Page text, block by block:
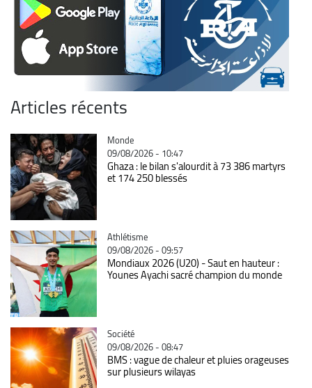
Articles récents
Catégorie
Monde
09/08/2026 - 10:47
Ghaza : le bilan s'alourdit à 73 386 martyrs
et 174 250 blessés
Catégorie
Athlétisme
09/08/2026 - 09:57
Mondiaux 2026 (U20) - Saut en hauteur :
Younes Ayachi sacré champion du monde
Catégorie
Société
09/08/2026 - 08:47
BMS : vague de chaleur et pluies orageuses
sur plusieurs wilayas